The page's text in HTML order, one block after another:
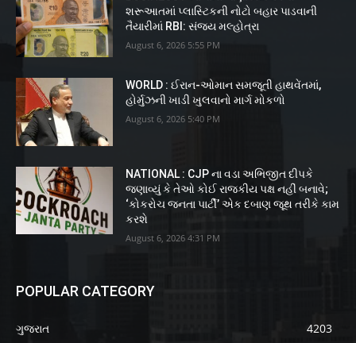
શરૂઆતમાં પ્લાસ્ટિકની નોટો બહાર પાડવાની
તૈયારીમાં RBI: સંજય મલ્હોત્રા
August 6, 2026 5:55 PM
WORLD : ઈરાન-ઓમાન સમજૂતી હાથવેંતમાં,
હોર્મુઝની ખાડી ખુલવાનો માર્ગ મોકળો
August 6, 2026 5:40 PM
NATIONAL : CJP ના વડા અભિજીત દીપકે
જણાવ્યું કે તેઓ કોઈ રાજકીય પક્ષ નહીં બનાવે;
‘કોકરોચ જનતા પાર્ટી’ એક દબાણ જૂથ તરીકે કામ
કરશે
August 6, 2026 4:31 PM
POPULAR CATEGORY
ગુજરાત
4203